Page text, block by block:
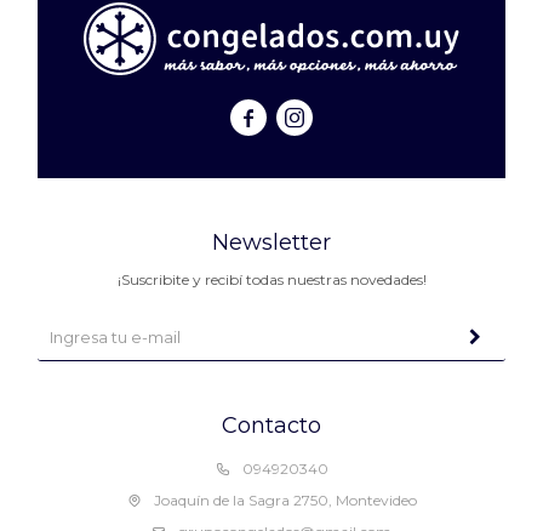
 
Contacto
094920340
Joaquín de la Sagra 2750, Montevideo
Newsletter
¡Suscribite y recibí todas nuestras novedades!